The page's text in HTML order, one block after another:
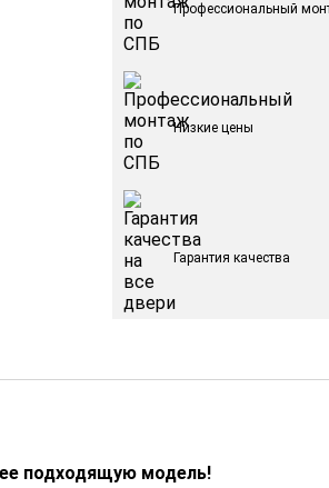
Профессиональный
Низкие цены
Гарантия качества
подходящую модель!